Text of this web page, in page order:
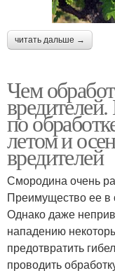
читать дальше →
Чем
по
летом и
вредителей
Смородина очень
Преимущество ее в
Однако даже
нападению
предотвратить
проводить